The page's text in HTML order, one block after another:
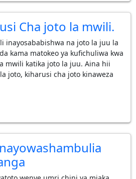
Cha joto la mwili.
inayosababishwa na joto la juu la
kama matokeo ya kufichuliwa kwa
mwili katika joto la juu. Aina hii
joto, kiharusi cha joto kinaweza